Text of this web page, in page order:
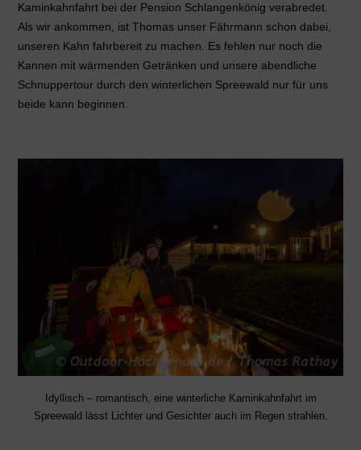
Kaminkahnfahrt bei der Pension Schlangenkönig verabredet.
Als wir ankommen, ist Thomas unser Fährmann schon dabei,
unseren Kahn fahrbereit zu machen. Es fehlen nur noch die
Kannen mit wärmenden Getränken und unsere abendliche
Schnuppertour durch den winterlichen Spreewald nur für uns
beide kann beginnen.
Idyllisch – romantisch, eine winterliche Kaminkahnfahrt im
Spreewald lässt Lichter und Gesichter auch im Regen strahlen.